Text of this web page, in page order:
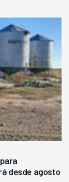
desde agosto